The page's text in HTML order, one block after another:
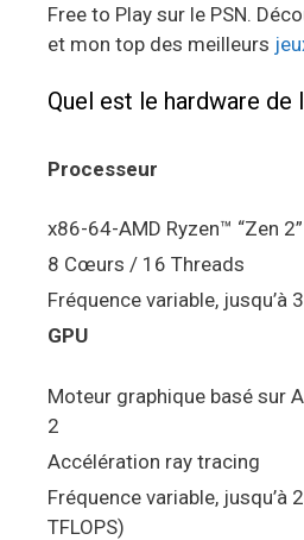
Free to Play sur le PSN.
et mon top des meilleurs
Quel est le hardware de
Processeur
x86-64-AMD Ryzen™ “Zen 2”
8 Cœurs / 16 Threads
Fréquence variable, jusqu’à
GPU
Moteur graphique basé sur
2
Accélération ray tracing
Fréquence variable, jusqu’à
TFLOPS)